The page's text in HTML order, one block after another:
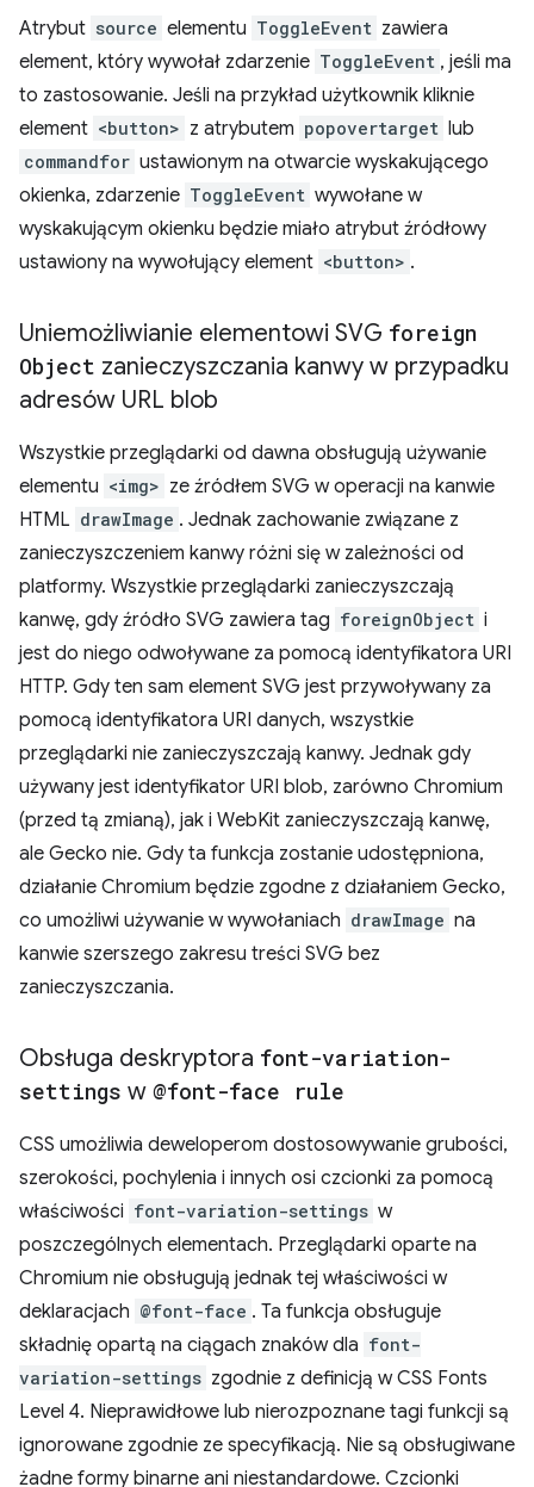
Atrybut source elementu ToggleEvent zawiera
element, który wywołał zdarzenie ToggleEvent , jeśli ma
to zastosowanie. Jeśli na przykład użytkownik kliknie
element <button> z atrybutem popovertarget lub
commandfor ustawionym na otwarcie wyskakującego
okienka, zdarzenie ToggleEvent wywołane w
wyskakującym okienku będzie miało atrybut źródłowy
ustawiony na wywołujący element <button> .
Uniemożliwianie elementowi SVG foreign
Object zanieczyszczania kanwy w przypadku
adresów URL blob
Wszystkie przeglądarki od dawna obsługują używanie
elementu <img> ze źródłem SVG w operacji na kanwie
HTML drawImage . Jednak zachowanie związane z
zanieczyszczeniem kanwy różni się w zależności od
platformy. Wszystkie przeglądarki zanieczyszczają
kanwę, gdy źródło SVG zawiera tag foreignObject i
jest do niego odwoływane za pomocą identyfikatora URI
HTTP. Gdy ten sam element SVG jest przywoływany za
pomocą identyfikatora URI danych, wszystkie
przeglądarki nie zanieczyszczają kanwy. Jednak gdy
używany jest identyfikator URI blob, zarówno Chromium
(przed tą zmianą), jak i WebKit zanieczyszczają kanwę,
ale Gecko nie. Gdy ta funkcja zostanie udostępniona,
działanie Chromium będzie zgodne z działaniem Gecko,
co umożliwi używanie w wywołaniach drawImage na
kanwie szerszego zakresu treści SVG bez
zanieczyszczania.
Obsługa deskryptora font-variation-
settings w @font-face rule
CSS umożliwia deweloperom dostosowywanie grubości,
szerokości, pochylenia i innych osi czcionki za pomocą
właściwości font-variation-settings w
poszczególnych elementach. Przeglądarki oparte na
Chromium nie obsługują jednak tej właściwości w
deklaracjach @font-face . Ta funkcja obsługuje
składnię opartą na ciągach znaków dla font-
variation-settings zgodnie z definicją w CSS Fonts
Level 4. Nieprawidłowe lub nierozpoznane tagi funkcji są
ignorowane zgodnie ze specyfikacją. Nie są obsługiwane
żadne formy binarne ani niestandardowe. Czcionki